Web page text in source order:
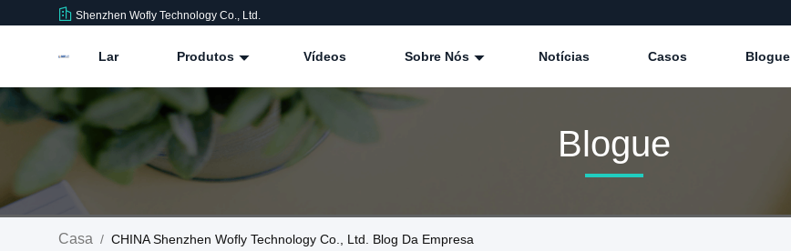
Shenzhen Wofly Technology Co., Ltd.
Lar Produtos Vídeos Sobre Nós Notícias Casos Blogue
Blogue
Casa / CHINA Shenzhen Wofly Technology Co., Ltd. Blog Da Empresa